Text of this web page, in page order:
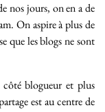
nos jours, on en a de
On aspire à plus de
que les blogs ne sont
blogueur et plus
est au centre de